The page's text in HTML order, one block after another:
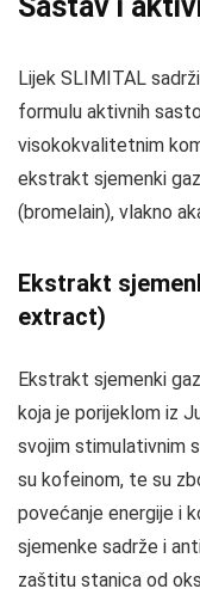
Lijek SLIMITAL
formulu aktivnih
visokokvalitetnim
ekstrakt sjemenki
(bromelain), vlakno
Ekstrakt
extract)
Ekstrakt sjemenki
koja je porijeklom iz
svojim stimulativnim
su kofeinom, te su
povećanje energije i
sjemenke sadrže i
zaštitu stanica od